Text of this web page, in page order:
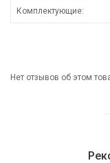
Комплектующие:
Нет отзывов об этом